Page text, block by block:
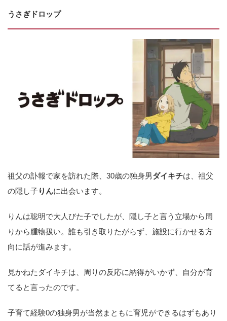
うさぎドロップ
祖父の訃報で家を訪れた際、30歳の独身男ダイキチは、祖父
の隠し子りんに出会います。
りんは聡明で大人びた子でしたが、隠し子と言う立場から周
りから腫物扱い。誰も引き取りたがらず、施設に行かせる方
向に話が進みます。
見かねたダイキチは、周りの反応に納得がいかず、自分が育
てると言ったのです。
子育て経験0の独身男が当然まともに育児ができるはずもあり